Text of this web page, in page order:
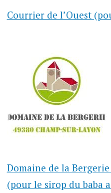
Courrier de l’Ouest
Domaine de la
(pour le sirop du baba